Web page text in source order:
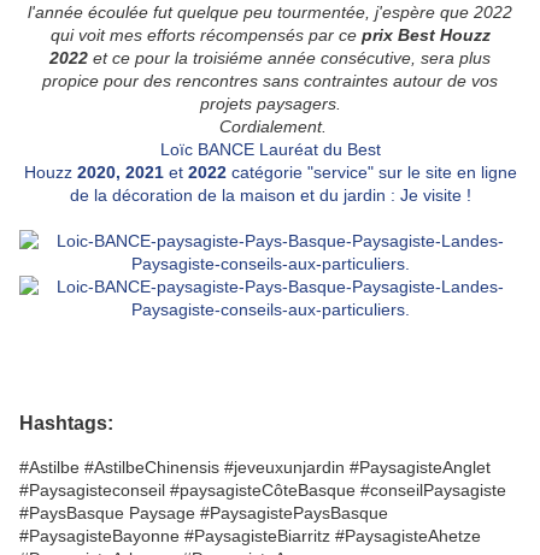
l'année écoulée fut quelque peu tourmentée, j'espère que 2022
qui voit mes efforts récompensés par ce prix Best Houzz
2022 et ce pour la troisiéme année consécutive, sera plus
propice pour des rencontres sans contraintes autour de vos
projets paysagers.
Cordialement.
Loïc BANCE Lauréat du Best
Houzz 2020, 2021et 2022catégorie "service" sur le site en ligne
de la décoration de la maison et du jardin : Je visite !
Hashtags:
#Astilbe #AstilbeChinensis #jeveuxunjardin #PaysagisteAnglet
#Paysagisteconseil #paysagisteCôteBasque #conseilPaysagiste
#PaysBasque Paysage #PaysagistePaysBasque
#PaysagisteBayonne #PaysagisteBiarritz #PaysagisteAhetze